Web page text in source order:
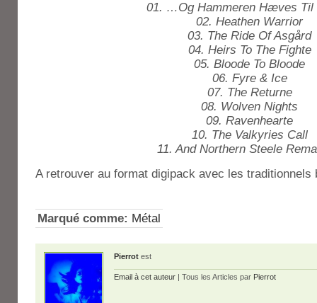
01. …Og Hammeren Hæves
02. Heathen Warrior
03. The Ride Of Asgård
04. Heirs To The Fighte
05. Bloode To Bloode
06. Fyre & Ice
07. The Returne
08. Wolven Nights
09. Ravenhearte
10. The Valkyries Call
11. And Northern Steele
A retrouver au format digipack avec les traditionnels
Marqué comme: Métal
Pierrot est
Email à cet auteur | Tous les Articles par Pierrot